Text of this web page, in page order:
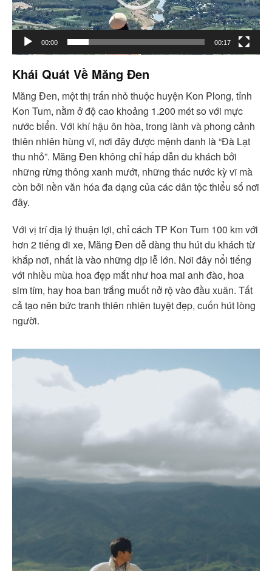
00:00 00:17
Khái Quát Về Măng Đen
Măng Đen, một thị trấn nhỏ thuộc huyện Kon Plong, tỉnh
Kon Tum, nằm ở độ cao khoảng 1.200 mét so với mực
nước biển. Với khí hậu ôn hòa, trong lành và phong cảnh
thiên nhiên hùng vĩ, nơi đây được mệnh danh là “Đà Lạt
thu nhỏ”. Măng Đen không chỉ hấp dẫn du khách bởi
những rừng thông xanh mướt, những thác nước kỳ vĩ mà
còn bởi nền văn hóa đa dạng của các dân tộc thiểu số nơi
đây.
Với vị trí địa lý thuận lợi, chỉ cách TP Kon Tum 100 km với
hơn 2 tiếng đi xe, Măng Đen dễ dàng thu hút du khách từ
khắp nơi, nhất là vào những dịp lễ lớn. Nơi đây nổi tiếng
với nhiều mùa hoa đẹp mắt như hoa mai anh đào, hoa
sim tím, hay hoa ban trắng muốt nở rộ vào đầu xuân. Tất
cả tạo nên bức tranh thiên nhiên tuyệt đẹp, cuốn hút lòng
người.